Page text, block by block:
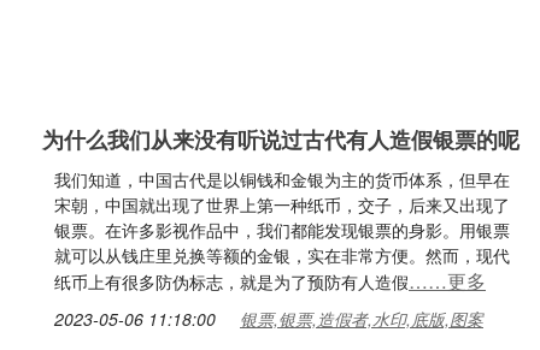
为什么我们从来没有听说过古代有人造假银票的呢
我们知道，中国古代是以铜钱和金银为主的货币体系，但早在
宋朝，中国就出现了世界上第一种纸币，交子，后来又出现了
银票。在许多影视作品中，我们都能发现银票的身影。用银票
就可以从钱庄里兑换等额的金银，实在非常方便。然而，现代
纸币上有很多防伪标志，就是为了预防有人造假……更多
2023-05-06 11:18:00 银票,银票,造假者,水印,底版,图案